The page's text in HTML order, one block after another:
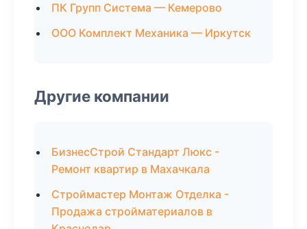
ПК Групп Система — Кемерово
ООО Комплект Механика — Иркутск
Другие компании
БизнесСтрой Стандарт Люкс -
Ремонт квартир в Махачкала
Строймастер Монтаж Отделка -
Продажа стройматериалов в